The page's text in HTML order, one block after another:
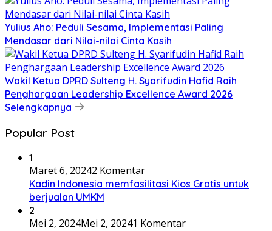
Yulius Aho: Peduli Sesama, Implementasi Paling
Mendasar dari Nilai-nilai Cinta Kasih
Wakil Ketua DPRD Sulteng H. Syarifudin Hafid Raih
Penghargaan Leadership Excellence Award 2026
Selengkapnya
Popular Post
1
Maret 6, 20242 Komentar
Kadin Indonesia memfasilitasi Kios Gratis untuk
berjualan UMKM
2
Mei 2, 2024Mei 2, 20241 Komentar